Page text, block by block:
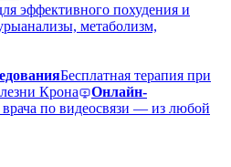
эффективного похудения и
анализы, метаболизм,
Бесплатная терапия при
Крона
Онлайн-
по видеосвязи — из любой